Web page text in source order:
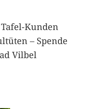
Kunden
– Spende
Vilbel